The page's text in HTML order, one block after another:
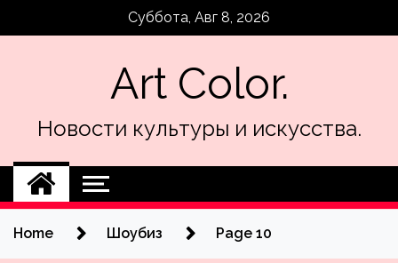
Суббота, Авг 8, 2026
Art Color.
Новости культуры и искусства.
Home Шоубиз Page 10